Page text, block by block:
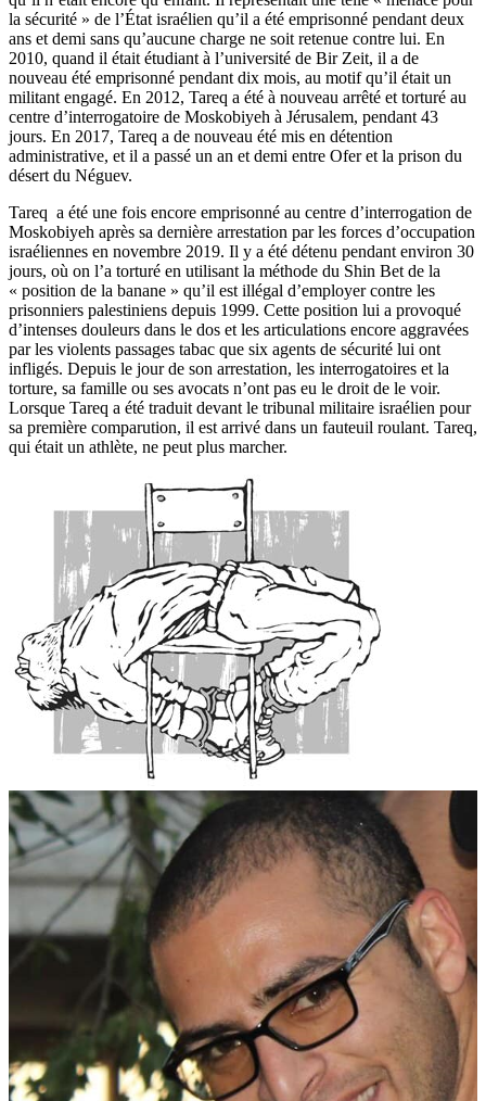
la sécurité » de l’État israélien qu’il a été emprisonné pendant deux
ans et demi sans qu’aucune charge ne soit retenue contre lui. En
2010, quand il était étudiant à l’université de Bir Zeit, il a de
nouveau été emprisonné pendant dix mois, au motif qu’il était un
militant engagé. En 2012, Tareq a été à nouveau arrêté et torturé au
centre d’interrogatoire de Moskobiyeh à Jérusalem, pendant 43
jours. En 2017, Tareq a de nouveau été mis en détention
administrative, et il a passé un an et demi entre Ofer et la prison du
désert du Néguev.
Tareq a été une fois encore emprisonné au centre d’interrogation de
Moskobiyeh après sa dernière arrestation par les forces d’occupation
israéliennes en novembre 2019. Il y a été détenu pendant environ 30
jours, où on l’a torturé en utilisant la méthode du Shin Bet de la
« position de la banane » qu’il est illégal d’employer contre les
prisonniers palestiniens depuis 1999. Cette position lui a provoqué
d’intenses douleurs dans le dos et les articulations encore aggravées
par les violents passages tabac que six agents de sécurité lui ont
infligés. Depuis le jour de son arrestation, les interrogatoires et la
torture, sa famille ou ses avocats n’ont pas eu le droit de le voir.
Lorsque Tareq a été traduit devant le tribunal militaire israélien pour
sa première comparution, il est arrivé dans un fauteuil roulant. Tareq,
qui était un athlète, ne peut plus marcher.